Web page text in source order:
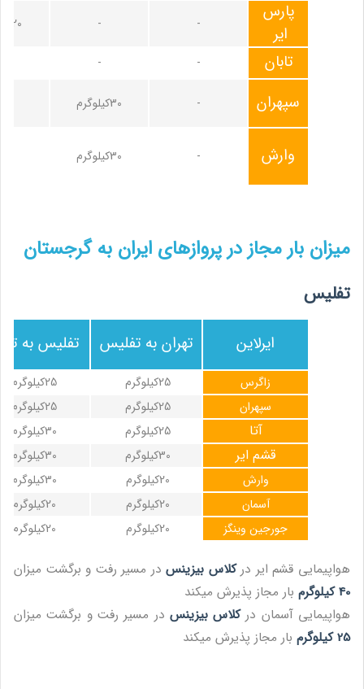
20کیلوگرم - -
پارس
ایر
- - تابان
30کیلوگرم - سپهران
30کیلوگرم - وارش
میزان بار مجاز در پروازهای ایران به گرجستان
تفلیس
تفلیس به تهران به تفلیس ایرلاین
25کیلوگرم 25کیلوگرم
زاگرس
25کیلوگرم
25کیلوگرم
سپهران
30کیلوگرم
25کیلوگرم آتا
30کیلوگرم 30کیلوگرم قشم ایر
30کیلوگرم 20کیلوگرم
وارش
20کیلوگرم
20کیلوگرم
آسمان
20کیلوگرم
20کیلوگرم جورجین وینگز
هواپیمایی قشم ایر درکلاس بیزینس در مسیر رفت و برگشت میزان
40 کیلوگرم
بار مجاز پذیرش میکند
هواپیمایی آسمان درکلاس بیزینس در مسیر رفت و برگشت میزان
25 کیلوگرم
بار مجاز پذیرش میکند